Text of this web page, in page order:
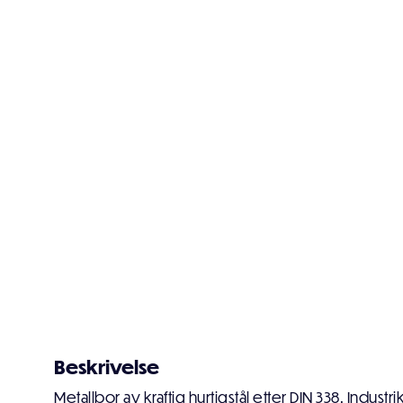
Beskrivelse
Metallbor av kraftig hurtigstål etter DIN 338.